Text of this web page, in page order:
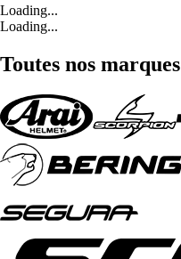
Loading...
Loading...
Toutes nos marques